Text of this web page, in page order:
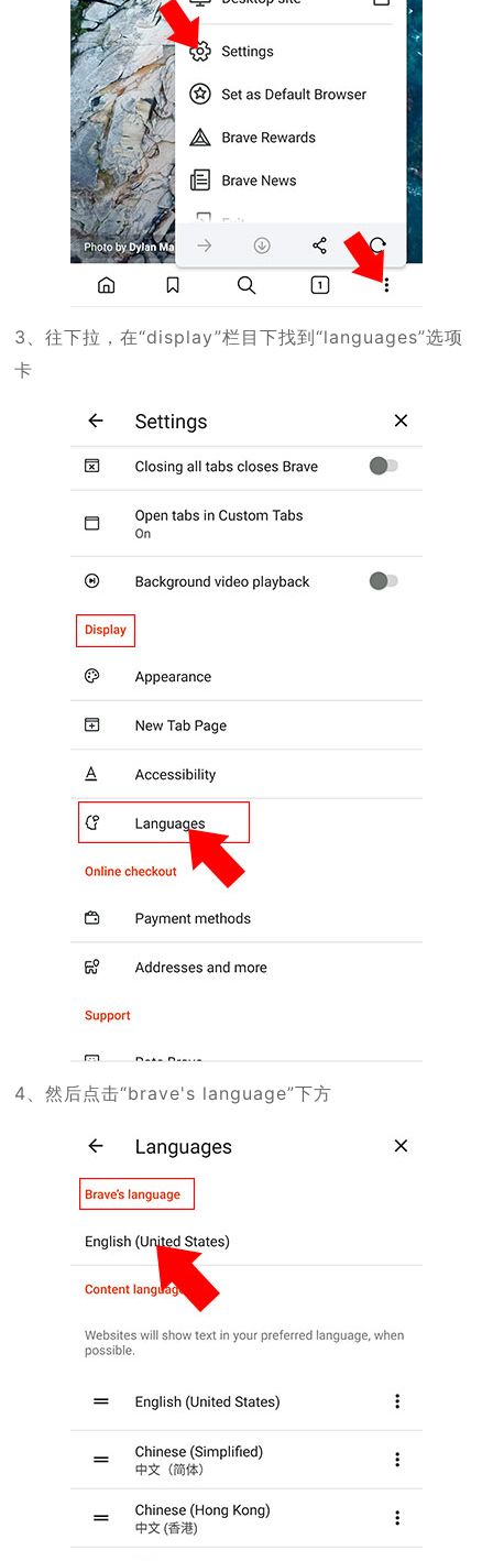
3、往下拉，在“display”栏目下找到“languages”选项
卡
4、然后点击“brave's language”下方